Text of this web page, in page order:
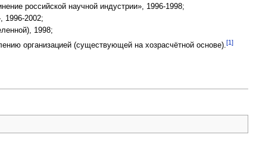
российской научной индустрии», 1996-1998;
1996-2002;
1998;
организацией (существующей на хозрасчётной основе).[1]